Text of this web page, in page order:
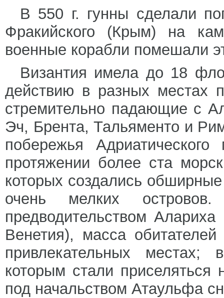
В 550 г. гунны сделали
Фракийского (Крым) на
военные корабли помешали
Византия имела до 18
действию в разных местах
стремительно падающие с
Эч, Брента, Тальяменто и
побережья
протяжении более ста
которых создались
очень мелких
предводительством
Венетия), масса
привлекательных местах;
которым стали
под начальством Атаульфа